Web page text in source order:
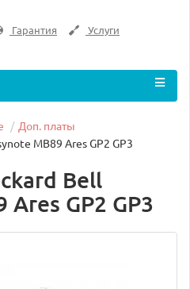
Гарантия
Услуги
Доп. платы
MB89 Ares GP2 GP3
Bell
Ares GP2 GP3